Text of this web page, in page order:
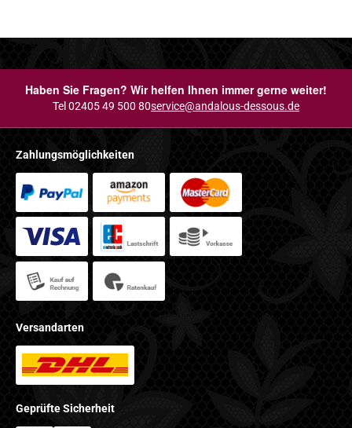
Haben Sie Fragen? Wir helfen Ihnen immer gerne weiter!
Tel 02405 49 500 80service@andalous-dessous.de
Zahlungsmöglichkeiten
Versandarten
Geprüfte Sicherheit